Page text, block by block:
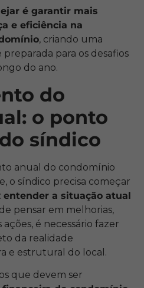
é garantir mais
e eficiência na
, criando uma
para os desafios
do ano.
do
o ponto
síndico
anual do condomínio
o síndico precisa começar
entender a situação atual
pensar em melhorias,
é necessário fazer
da realidade
e estrutural do local.
que devem ser